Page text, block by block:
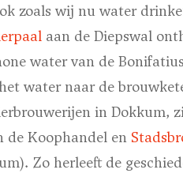
zoals wij nu water
aan de Diepswal
water van de
water naar de
in Dokkum,
de Koophandel en
Zo herleeft de